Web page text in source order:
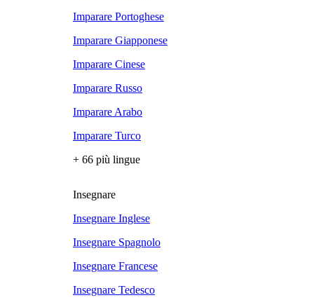
Imparare Portoghese
Imparare Giapponese
Imparare Cinese
Imparare Russo
Imparare Arabo
Imparare Turco
+ 66 più lingue
Insegnare
Insegnare Inglese
Insegnare Spagnolo
Insegnare Francese
Insegnare Tedesco